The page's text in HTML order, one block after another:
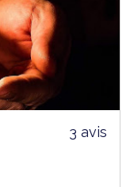
3 avis